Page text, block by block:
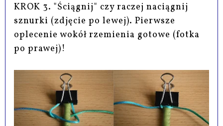
KROK 3. "Ściągnij" czy raczej naciągnij
sznurki (zdjęcie po lewej). Pierwsze
oplecenie wokół rzemienia gotowe (fotka
po prawej)!